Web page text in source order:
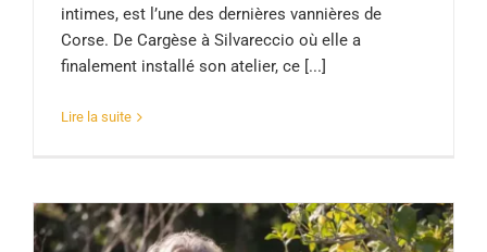
intimes, est l’une des dernières vannières de
Corse. De Cargèse à Silvareccio où elle a
finalement installé son atelier, ce [...]
Lire la suite